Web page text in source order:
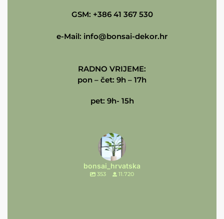
GSM: +386 41 367 530
e-Mail: info@bonsai-dekor.hr
RADNO VRIJEME:
pon – čet: 9h – 17h
pet: 9h- 15h
bonsai_hrvatska
353 11.720